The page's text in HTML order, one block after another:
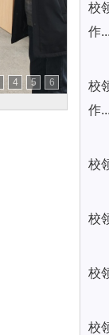
4 5
6
校
作
校
作
校
校
校
校